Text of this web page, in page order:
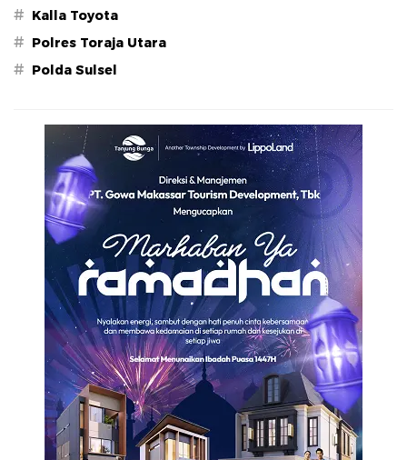
# Kalla Toyota
# Polres Toraja Utara
# Polda Sulsel